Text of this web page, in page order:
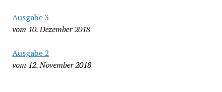
Ausgabe 3
vom 10. Dezember 2018
Ausgabe 2
vom 12. November 2018